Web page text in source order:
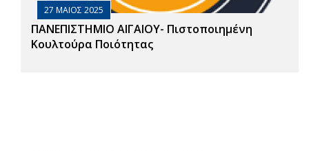
27 ΜΑΙΟΣ 2025
ΠΑΝΕΠΙΣΤΗΜΙΟ ΑΙΓΑΙΟΥ- Πιστοποιημένη
Κουλτούρα Ποιότητας